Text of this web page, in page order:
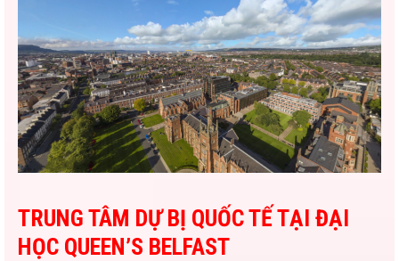
TRUNG TÂM DỰ BỊ QUỐC TẾ TẠI ĐẠI
HỌC QUEEN’S BELFAST